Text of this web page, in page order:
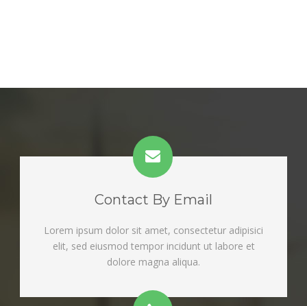
Contact By Email
Lorem ipsum dolor sit amet, consectetur adipisici
elit, sed eiusmod tempor incidunt ut labore et
dolore magna aliqua.